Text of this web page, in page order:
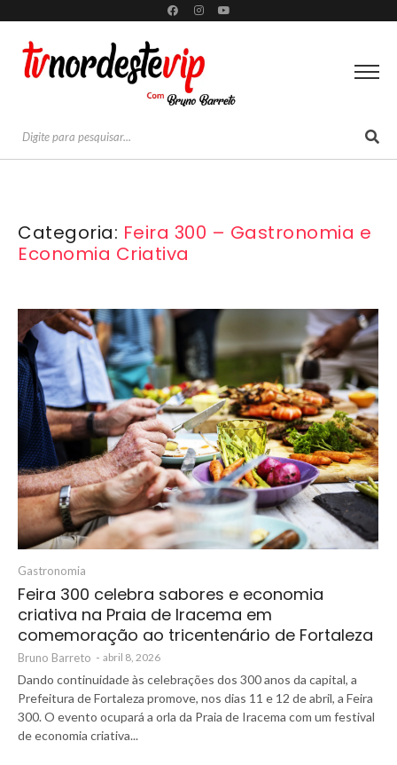
Categoria: Feira 300 – Gastronomia e
Economia Criativa
Gastronomia
Feira 300 celebra sabores e economia
criativa na Praia de Iracema em
comemoração ao tricentenário de Fortaleza
Bruno Barreto - abril 8, 2026
Dando continuidade às celebrações dos 300 anos da capital, a
Prefeitura de Fortaleza promove, nos dias 11 e 12 de abril, a Feira
300. O evento ocupará a orla da Praia de Iracema com um festival
de economia criativa...